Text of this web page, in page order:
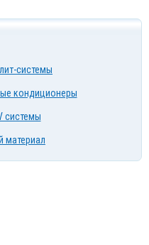
системы
кондиционеры
системы
материал